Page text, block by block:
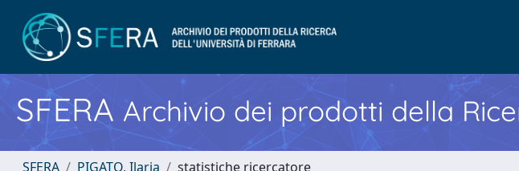
SFERA Archivio dei prodotti della
SFERA PIGATO, Ilaria statistiche ricercatore